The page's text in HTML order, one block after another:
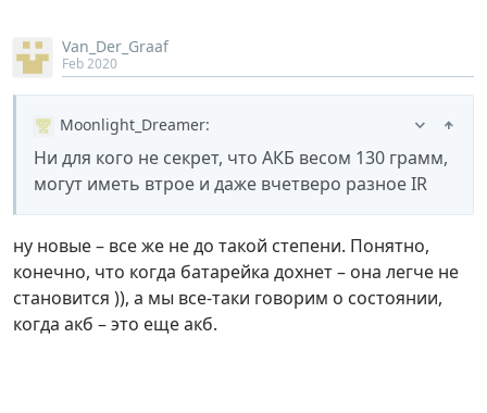
Van_Der_Graaf
Feb 2020
Moonlight_Dreamer:
Ни для кого не секрет, что АКБ весом 130 грамм,
могут иметь втрое и даже вчетверо разное IR
ну новые – все же не до такой степени. Понятно,
конечно, что когда батарейка дохнет – она легче не
становится )), а мы все-таки говорим о состоянии,
когда акб – это еще акб.